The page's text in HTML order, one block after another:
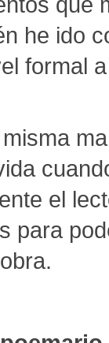
he ido
formal
el
para
obra.